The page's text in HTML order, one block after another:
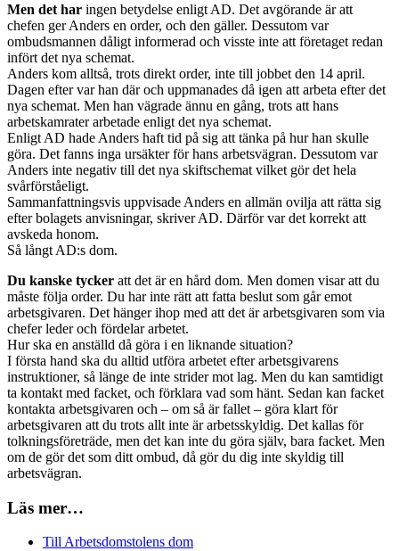
Men det har ingen betydelse enligt AD. Det avgörande är att
chefen ger Anders en order, och den gäller. Dessutom var
ombudsmannen dåligt informerad och visste inte att företaget redan
infört det nya schemat.
Anders kom alltså, trots direkt order, inte till jobbet den 14 april.
Dagen efter var han där och uppmanades då igen att arbeta efter det
nya schemat. Men han vägrade ännu en gång, trots att hans
arbetskamrater arbetade enligt det nya schemat.
Enligt AD hade Anders haft tid på sig att tänka på hur han skulle
göra. Det fanns inga ursäkter för hans arbetsvägran. Dessutom var
Anders inte negativ till det nya skiftschemat vilket gör det hela
svårförståeligt.
Sammanfattningsvis uppvisade Anders en allmän ovilja att rätta sig
efter bolagets anvisningar, skriver AD. Därför var det korrekt att
avskeda honom.
Så långt AD:s dom.
Du kanske tycker att det är en hård dom. Men domen visar att du
måste följa order. Du har inte rätt att fatta beslut som går emot
arbetsgivaren. Det hänger ihop med att det är arbetsgivaren som via
chefer leder och fördelar arbetet.
Hur ska en anställd då göra i en liknande situation?
I första hand ska du alltid utföra arbetet efter arbetsgivarens
instruktioner, så länge de inte strider mot lag. Men du kan samtidigt
ta kontakt med facket, och förklara vad som hänt. Sedan kan facket
kontakta arbetsgivaren och – om så är fallet – göra klart för
arbetsgivaren att du trots allt inte är arbetsskyldig. Det kallas för
tolkningsföreträde, men det kan inte du göra själv, bara facket. Men
om de gör det som ditt ombud, då gör du dig inte skyldig till
arbetsvägran.
Läs mer…
Till Arbetsdomstolens dom